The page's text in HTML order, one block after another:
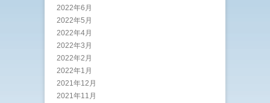
2022年6月
2022年5月
2022年4月
2022年3月
2022年2月
2022年1月
2021年12月
2021年11月